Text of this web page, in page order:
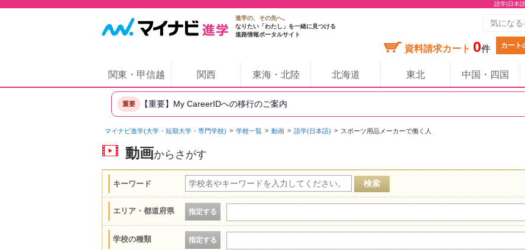
語学(日本
進学の、その先へ。
なりたい「わたし」を一緒に見つける
進路情報ポータルサイト
資料請求カート 0件 カート
関東・甲信越 関西 東海・北陸 北海道 東北 中国・四国
重要 【重要】My CareerIDへの移行のご案内
マイナビ進学(大学・短期大学・専門学校) 学校一覧 動画 語学(日本語) スポーツ用品メーカーで働く人
動画からさがす
キーワード
エリア・都道府県 指定する
学校の種類 指定する